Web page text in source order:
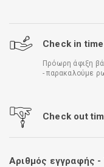
Check in
Πρόωρη άφιξη
- παρακαλούμε
Check out
Αριθμός εγγραφής -